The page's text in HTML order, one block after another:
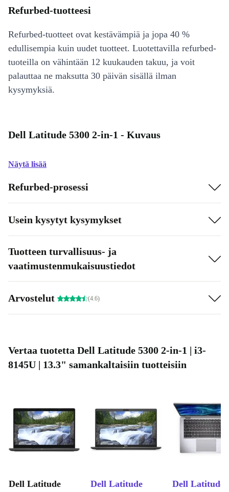
Refurbed-tuotteesi
Refurbed-tuotteet ovat kestävämpiä ja jopa 40 %
edullisempia kuin uudet tuotteet. Luotettavilla refurbed-
tuoteilla on vähintään 12 kuukauden takuu, ja voit
palauttaa ne maksutta 30 päivän sisällä ilman
kysymyksiä.
Dell Latitude 5300 2-in-1 - Kuvaus
Näytä lisää
Refurbed-prosessi
Usein kysytyt kysymykset
Tuotteen turvallisuus- ja
vaatimustenmukaisuustiedot
Arvostelut (4.6)
Vertaa tuotetta Dell Latitude 5300 2-in-1 | i3-
8145U | 13.3" samankaltaisiin tuotteisiin
Dell Latitude
Dell Latitude
Dell Latitude